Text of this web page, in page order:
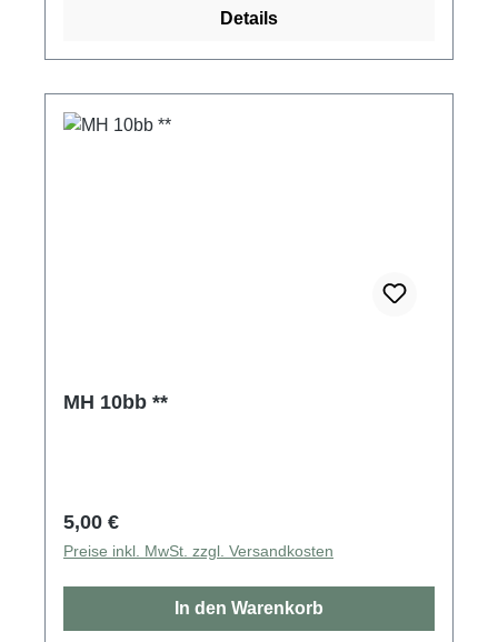
Details
MH 10bb **
Regulärer Preis:
5,00 €
Preise inkl. MwSt. zzgl. Versandkosten
In den Warenkorb